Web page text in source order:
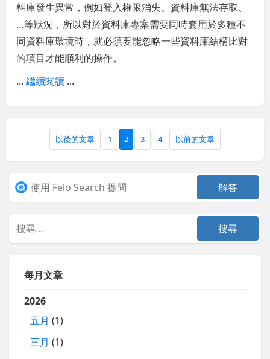
料庫發生異常，例如登入權限消失、資料庫無法存取、
…等狀況，所以對於資料庫專案需要同時套用於多種不
同資料庫環境時，就必須要能忽略一些資料庫結構比對
的項目才能順利的操作。
...繼續閱讀 ...
以後的文章 1 2 3 4 以前的文章
每月文章
2026
五月 (1)
三月 (1)